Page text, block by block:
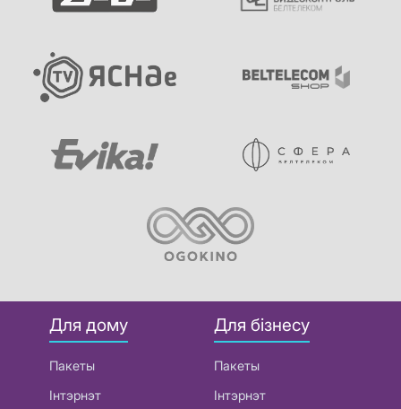
Для дому
Пакеты
Інтэрнэт
Для бізнесу
Пакеты
Інтэрнэт